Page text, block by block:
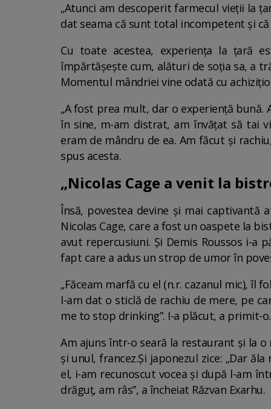
„Atunci am descoperit farmecul vieții la
dat seama că sunt total incompetent și că
Cu toate acestea, experiența la țară
împărtășește cum, alături de soția sa, a
Momentul mândriei vine odată cu
„A fost prea mult, dar o experiență bună.
în sine, m-am distrat, am învățat să tai
eram de mândru de ea. Am făcut și
spus acesta.
„Nicolas Cage a venit la
Însă, povestea devine și mai captivantă
Nicolas Cage, care a fost un oaspete la
avut repercusiuni. Și Demis Roussos i-a
fapt care a adus un strop de umor în
„Făceam marfă cu el (n.r. cazanul mic), îl
I-am dat o sticlă de rachiu de mere, pe
me to stop drinking”. I-a plăcut, a primit-
Am ajuns într-o seară la restaurant și la
și unul, francez.Și japonezul zice: „Dar
el, i-am recunoscut vocea și după l-am
drăguț, am râs”, a încheiat Răzvan Exarhu.